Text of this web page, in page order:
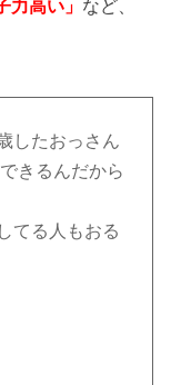
力高い」 など、
したおっさん
きるんだから
てる人もおる